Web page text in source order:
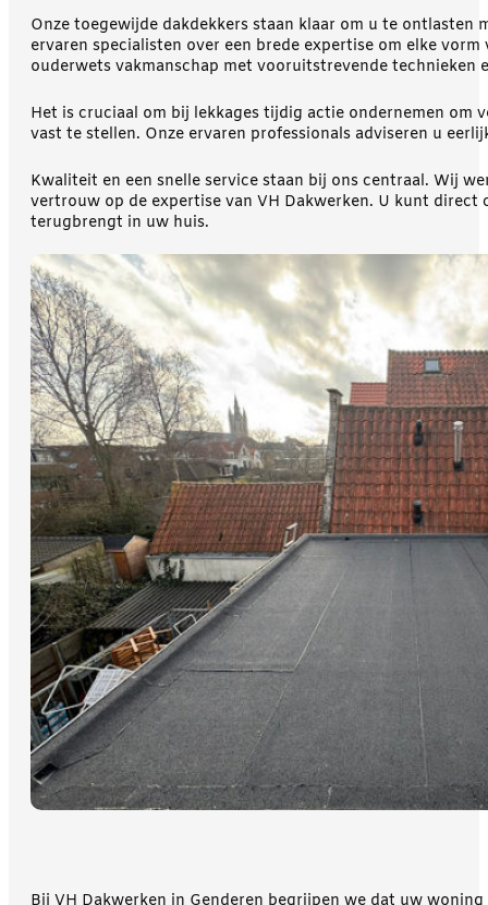
Onze toegewijde dakdekkers staan klaar om u te
ervaren specialisten over een brede expertise om elke
ouderwets vakmanschap met vooruitstrevende technieken
Het is cruciaal om bij lekkages tijdig actie ondernemen om
vast te stellen. Onze ervaren professionals adviseren u
Kwaliteit en een snelle service staan bij ons centraal. Wij
vertrouw op de expertise van VH Dakwerken. U kunt
terugbrengt in uw huis.